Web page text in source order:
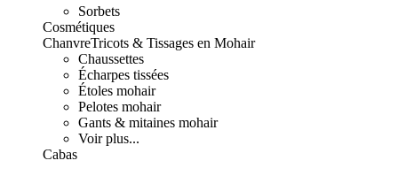
Sorbets
Cosmétiques
ChanvreTricots & Tissages en Mohair
Chaussettes
Écharpes tissées
Étoles mohair
Pelotes mohair
Gants & mitaines mohair
Voir plus...
Cabas